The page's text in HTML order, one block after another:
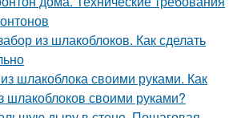
из шлакоблоков. Как сделать
шлакоблока своими руками. Как
шлакоблоков своими руками?